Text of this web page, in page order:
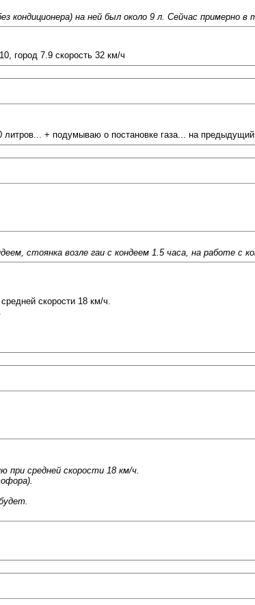
кондиционера) на ней был около 9 л. Сейчас примерно в
город 7.9 скорость 32 км/ч
+ подумываю о постановке газа... на
стоянка возле гаи с кондеем 1.5 часа, на работе с
скорости 18 км/ч.
при средней скорости 18 км/ч.